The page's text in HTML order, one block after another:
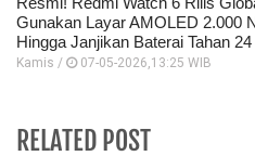
Gunakan Layar AMOLED 2.000
Hingga Janjikan Baterai Tahan
Kamis / 07-05-2026,13:25 WIB
RELATED POST